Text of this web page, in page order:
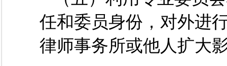
任和委员身份，对外进
律师事务所或他人扩大